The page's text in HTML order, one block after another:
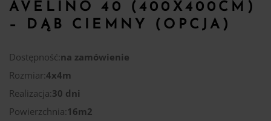
AVELINO 40 (400X400CM)
– DĄB CIEMNY (OPCJA)
Dostępność:na zamówienie
Rozmiar:4x4m
Realizacja:30 dni
Powierzchnia:16m2